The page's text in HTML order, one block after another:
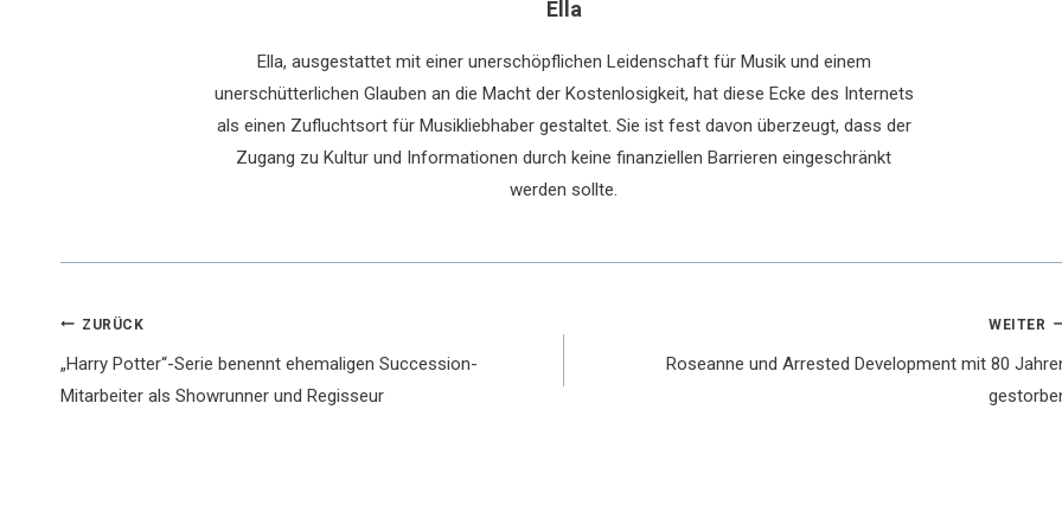
Ella
Ella, ausgestattet mit einer unerschöpflichen Leidenschaft für Musik und einem
unerschütterlichen Glauben an die Macht der Kostenlosigkeit, hat diese Ecke des Internets
als einen Zufluchtsort für Musikliebhaber gestaltet. Sie ist fest davon überzeugt, dass der
Zugang zu Kultur und Informationen durch keine finanziellen Barrieren eingeschränkt
werden sollte.
Beitragsnavigation
ZURÜCK
„Harry Potter“-Serie benennt ehemaligen Succession-
Mitarbeiter als Showrunner und Regisseur
WEITER
Roseanne und Arrested Development mit 80